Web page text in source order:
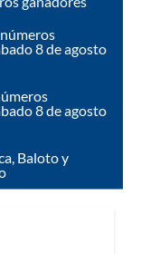
8 de agosto
8 de agosto
Baloto y